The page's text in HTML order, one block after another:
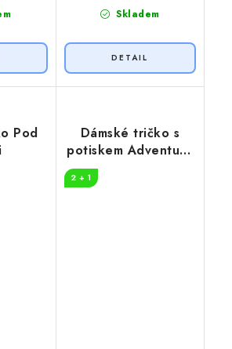
Skladem
Pod
Dámské tričko s
potiskem Adventure
2 + 1